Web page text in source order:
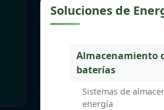
Soluciones de
Almacenamiento
baterías
Sistemas de
energía